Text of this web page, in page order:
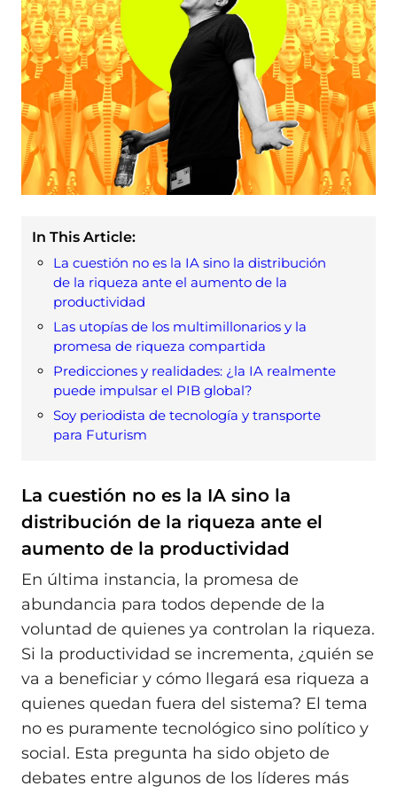
In This Article:
La cuestión no es la IA sino la distribución
de la riqueza ante el aumento de la
productividad
Las utopías de los multimillonarios y la
promesa de riqueza compartida
Predicciones y realidades: ¿la IA realmente
puede impulsar el PIB global?
Soy periodista de tecnología y transporte
para Futurism
La cuestión no es la IA sino la
distribución de la riqueza ante el
aumento de la productividad
En última instancia, la promesa de
abundancia para todos depende de la
voluntad de quienes ya controlan la riqueza.
Si la productividad se incrementa, ¿quién se
va a beneficiar y cómo llegará esa riqueza a
quienes quedan fuera del sistema? El tema
no es puramente tecnológico sino político y
social. Esta pregunta ha sido objeto de
debates entre algunos de los líderes más